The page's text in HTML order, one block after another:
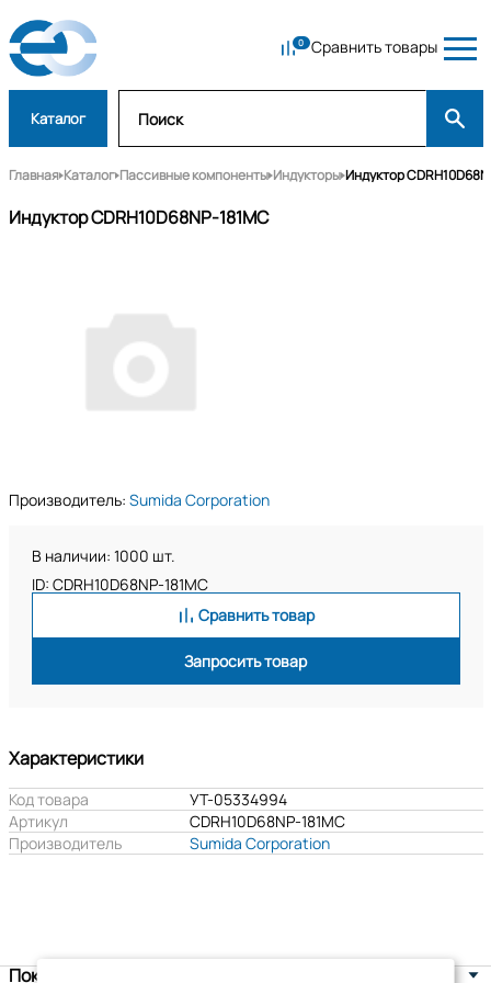
Сравнить товары
Каталог
Главная Каталог Пассивные компоненты Индукторы Индуктор
Индуктор CDRH10D68NP-181MC
Производитель: Sumida Corporation
В наличии: 1000 шт.
ID: CDRH10D68NP-181MC
Сравнить товар
Запросить товар
Характеристики
Код товара
УТ-05334994
Артикул
CDRH10D68NP-181MC
Производитель
Sumida Corporation
Покупателям